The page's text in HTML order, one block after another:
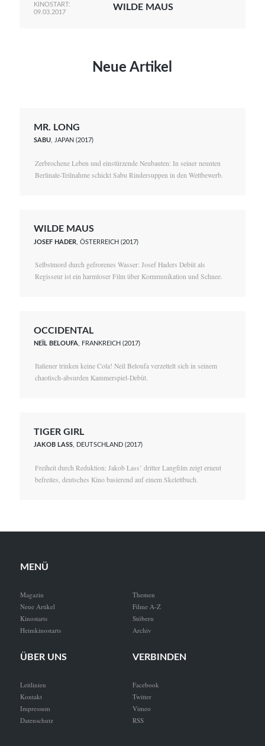
KINOSTART:
09.03.2017
WILDE MAUS
Neue Artikel
MR. LONG
SABU, JAPAN (2017)
Zerbrochene Leben und einstürzende Neubauten: In seiner neunten
Berlinale-Teilnahme schickt Sabu Rindersuppen in den Wettbewerb.
WILDE MAUS
JOSEF HADER , ÖSTERREICH (2017)
Selbstmord durch gefrorenes Wasser: Josef Haders Debüt als
Regisseur ist ein harmloser Film über Kommunikation und Schnee.
OCCIDENTAL
NEÏL BELOUFA , FRANKREICH (2017)
Italiener trinken keine Cola! Neïl Beloufa verzettelt sich in seinem
chaotisch-absurden Kammerspiel-Debüt.
TIGER GIRL
JAKOB LASS, DEUTSCHLAND (2017)
Freiheit durch Reduktion: Jakob Lass’ dritter Langfilm zeigt erneut
befreites, deutsches Kino basierend auf einem Skelettbuch.
MENÜ
Magazin
Neue Artikel
Kinostarts
Heimkinostarts
Themen
Filme A-Z
Stöbern
Archiv
ÜBER UNS
Leitlinien
Kontakt
Impressum
Datenschutz
VERBINDEN
Facebook
Twitter
Vimeo
RSS